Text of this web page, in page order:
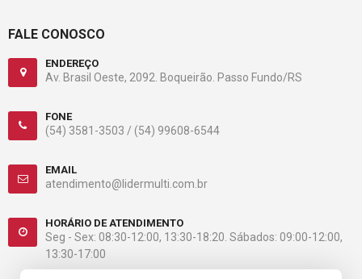
FALE CONOSCO
ENDEREÇO
Av. Brasil Oeste, 2092. Boqueirão. Passo Fundo/RS
FONE
(54) 3581-3503 / (54) 99608-6544
EMAIL
atendimento@lidermulti.com.br
HORÁRIO DE ATENDIMENTO
Seg - Sex: 08:30-12:00, 13:30-18:20. Sábados: 09:00-12:00,
13:30-17:00